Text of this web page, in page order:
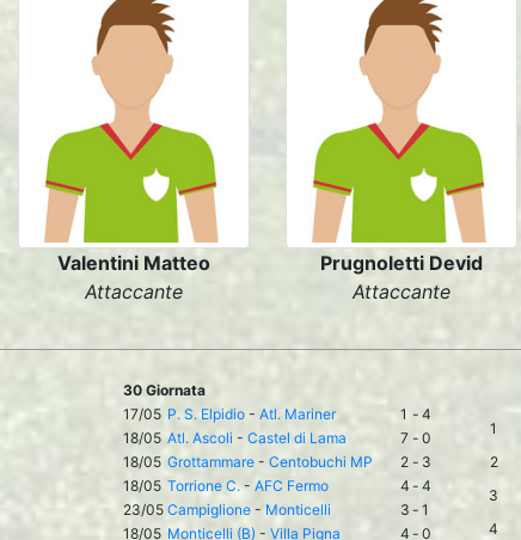
Valentini Matteo
Attaccante
Prugnoletti Devid
Attaccante
30 Giornata
17/05 P. S. Elpidio - Atl. Mariner 1 - 4
18/05 Atl. Ascoli - Castel di Lama 7 - 0
18/05 Grottammare - Centobuchi MP 2 - 3
18/05 Torrione C. - AFC Fermo 4 - 4
23/05 Campiglione - Monticelli 3 - 1
18/05 Monticelli (B) - Villa Pigna 4 - 0
1
2
3
4